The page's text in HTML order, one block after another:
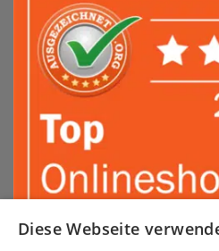
Diese Webseite